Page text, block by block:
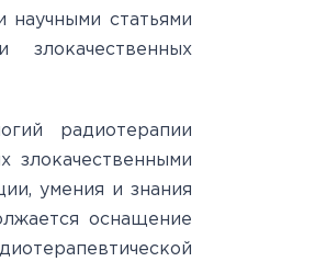
статьями
радиотерапии
злокачественными
умения и знания
оснащение